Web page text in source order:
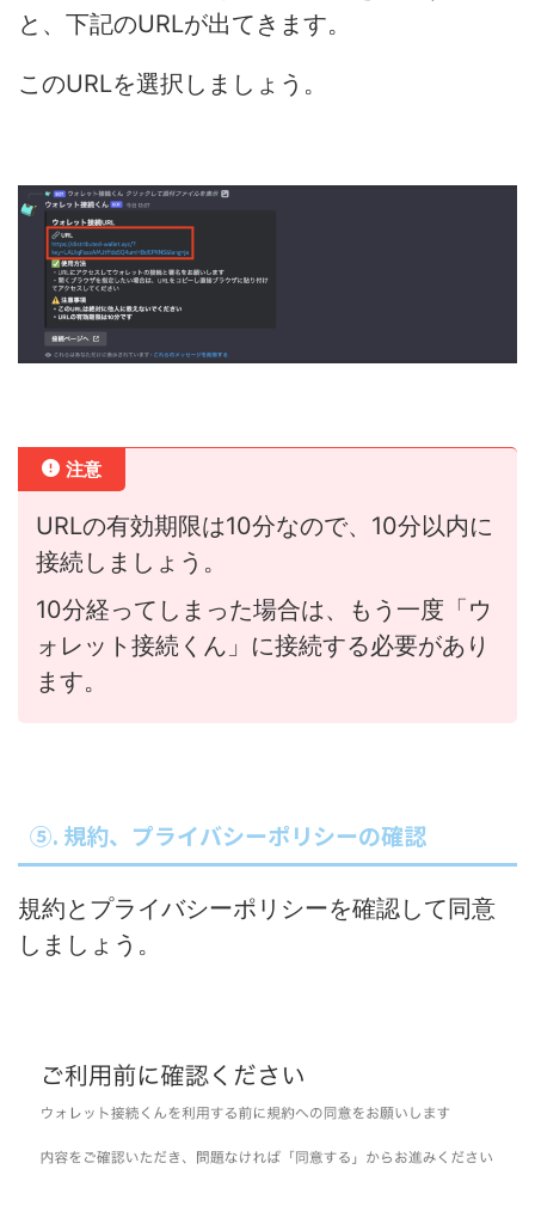
と、下記のURLが出てきます。
このURLを選択しましょう。
注意
URLの有効期限は10分なので、10分以内に
接続しましょう。
10分経ってしまった場合は、もう一度「ウ
ォレット接続くん」に接続する必要があり
ます。
⑤. 規約、プライバシーポリシーの確認
規約とプライバシーポリシーを確認して同意
しましょう。